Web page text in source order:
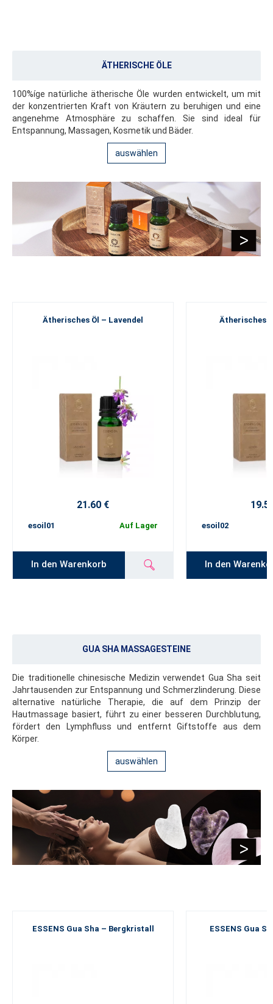
ÄTHERISCHE ÖLE
100%íge natürliche ätherische Öle wurden entwickelt, um mit
der konzentrierten Kraft von Kräutern zu beruhigen und eine
angenehme Atmosphäre zu schaffen. Sie sind ideal für
Entspannung, Massagen, Kosmetik und Bäder.
auswählen
Ätherisches Öl – Lavendel
21.60 €
esoil01 Auf Lager
In den Warenkorb
Ätherisches
esoil02
In den
GUA SHA MASSAGESTEINE
Die traditionelle chinesische Medizin verwendet Gua Sha seit
Jahrtausenden zur Entspannung und Schmerzlinderung. Diese
alternative natürliche Therapie, die auf dem Prinzip der
Hautmassage basiert, führt zu einer besseren Durchblutung,
fördert den Lymphfluss und entfernt Giftstoffe aus dem
Körper.
auswählen
ESSENS Gua Sha – Bergkristall ESSENS Gua